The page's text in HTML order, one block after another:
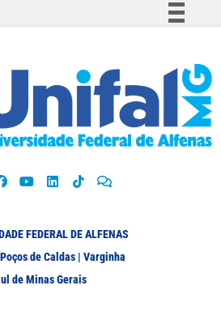
Participe
Acesso à informação
Legislação
FEDERAL DE ALFENAS
de Caldas | Varginha
de Minas Gerais